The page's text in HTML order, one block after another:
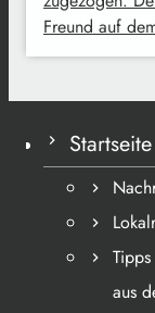
Freund auf
Startseite
aus